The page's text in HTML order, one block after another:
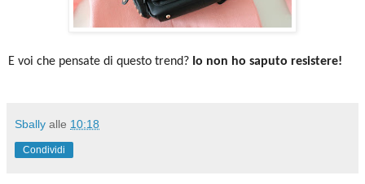
E voi che pensate di questo trend? Io non ho saputo resistere!
Sbally alle 10:18
Condividi